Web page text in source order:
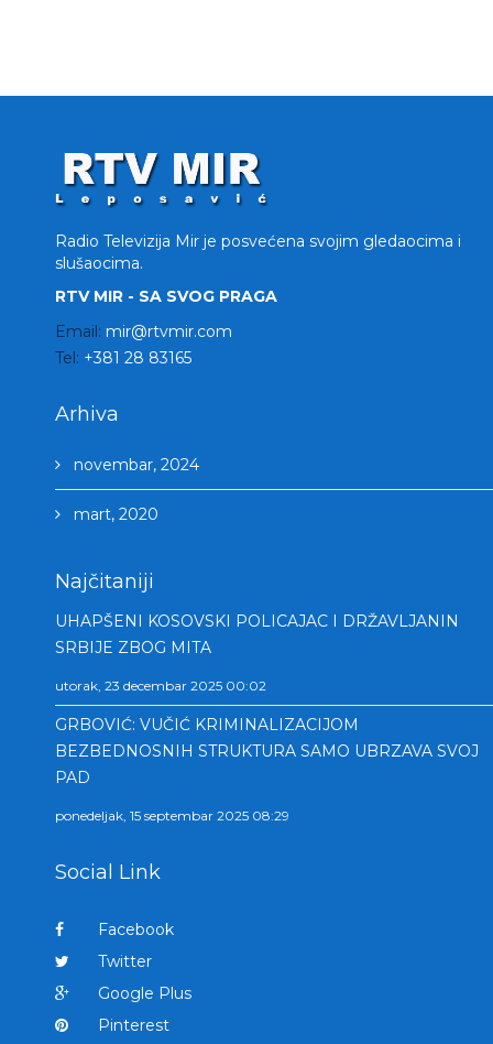
Radio Televizija Mir je posvećena svojim gledaocima i
slušaocima.
RTV MIR - SA SVOG PRAGA
Email: mir@rtvmir.com
Tel: +381 28 83165
Arhiva
novembar, 2024
mart, 2020
Najčitaniji
UHAPŠENI KOSOVSKI POLICAJAC I DRŽAVLJANIN
SRBIJE ZBOG MITA
utorak, 23 decembar 2025 00:02
GRBOVIĆ: VUČIĆ KRIMINALIZACIJOM
BEZBEDNOSNIH STRUKTURA SAMO UBRZAVA SVOJ
PAD
ponedeljak, 15 septembar 2025 08:29
Social Link
Facebook
Twitter
Google Plus
Pinterest